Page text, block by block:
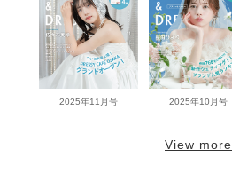
2025年11月号 2025年10月号
View more